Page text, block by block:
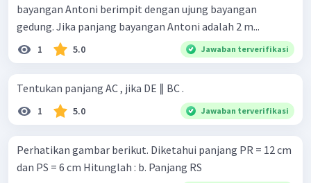
bayangan Antoni berimpit dengan ujung bayangan
gedung. Jika panjang bayangan Antoni adalah 2 m...
1 5.0 Jawaban terverifikasi
Tentukan panjang AC , jika DE ∥ BC .
1 5.0 Jawaban terverifikasi
Perhatikan gambar berikut. Diketahui panjang PR = 12 cm
dan PS = 6 cm Hitunglah : b. Panjang RS